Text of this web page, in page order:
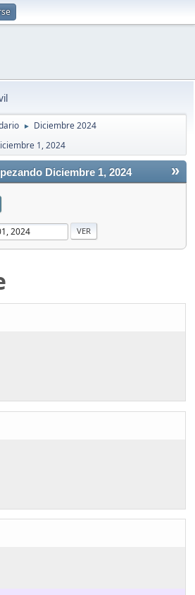
► Diciembre 2024
1, 2024
»
Diciembre 1, 2024